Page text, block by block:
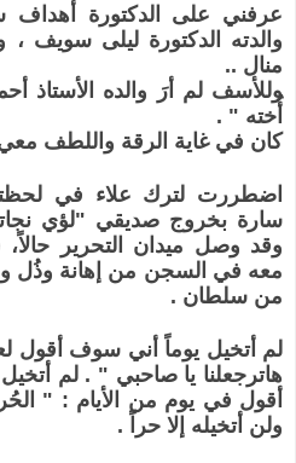
عرفني على الدكتورة
والدته الدكتورة ليلى سويف
منال ..
وللأسف لم أرَ والده الأستاذ
أُخته " .
كان في غاية الرقة واللطف
اضطررت لترك علاء في
سارة بخروج صديقي "لؤي
وقد وصل ميدان التحرير
معه في السجن من إهانة وذُل
من سلطان .
لم أتخيل يوماً أني سوف أقول
هاترجعلنا يا صاحبي " . لم
أقول في يوم من الأيام : "
ولن أتخيله إلا حراً .